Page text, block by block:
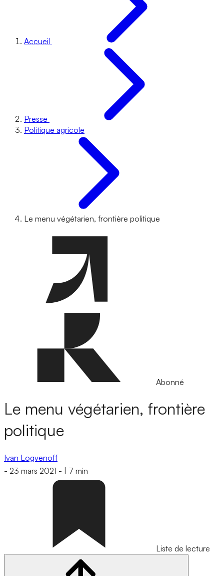
Accueil
Presse
Politique agricole
Le menu végétarien, frontière politique
Abonné
Le menu végétarien, frontière
politique
Ivan Logvenoff
- 23 mars 2021 - 7 min
Liste de lecture